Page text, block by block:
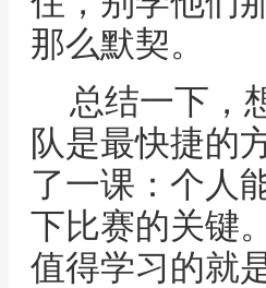
那么默契。
总结一下，
队是最快捷的
了一课：个人
下比赛的关键
值得学习的就